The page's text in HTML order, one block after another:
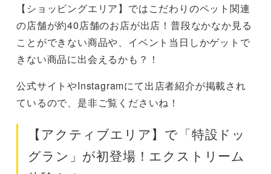
【ショッピングエリア】ではこだわりのペット関連
の店舗が約40店舗のお店が出店！普段なかなか見る
ことができない商品や、イベント当日しかゲットで
きない商品に出会えるかも？！
公式サイトやInstagramにて出店者紹介が掲載され
ているので、是非ご覧くださいね！
【アクティブエリア】で「特設ドッ
グラン」が初登場！エクストリーム